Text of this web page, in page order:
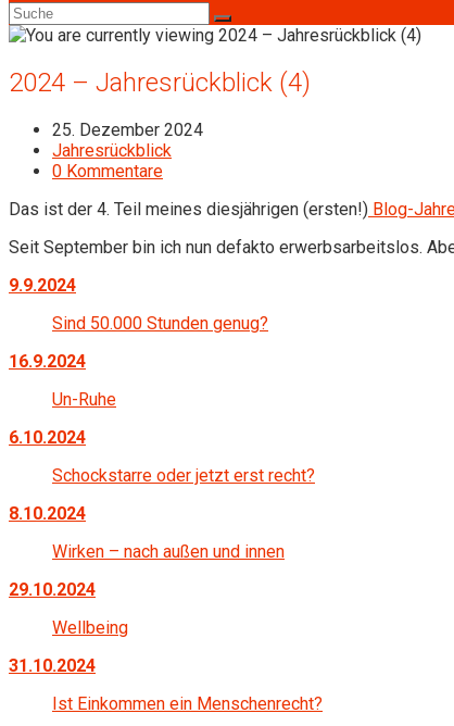
2024 – Jahresrückblick (4)
25. Dezember 2024
Jahresrückblick
0 Kommentare
Das ist der 4. Teil meines diesjährigen (ersten!) Blog-
Seit September bin ich nun defakto erwerbsarbeitslos.
9.9.2024
Sind 50.000 Stunden genug?
16.9.2024
Un-Ruhe
6.10.2024
Schockstarre oder jetzt erst recht?
8.10.2024
Wirken – nach außen und innen
29.10.2024
Wellbeing
31.10.2024
Ist Einkommen ein Menschenrecht?